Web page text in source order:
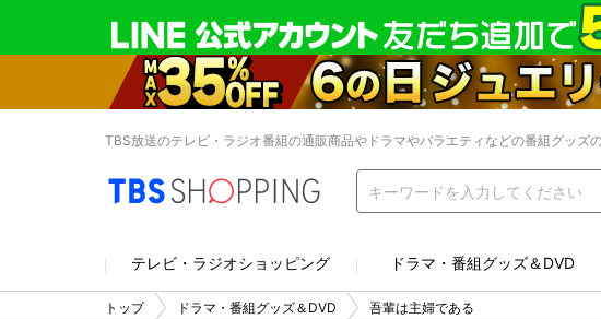
TBS放送のテレビ・ラジオ番組の通販商品やドラマやバラエティなどの番組グッズ
テレビ・ラジオショッピング ドラマ・番組グッズ＆DVD
トップ ドラマ・番組グッズ＆DVD 吾輩は主婦である